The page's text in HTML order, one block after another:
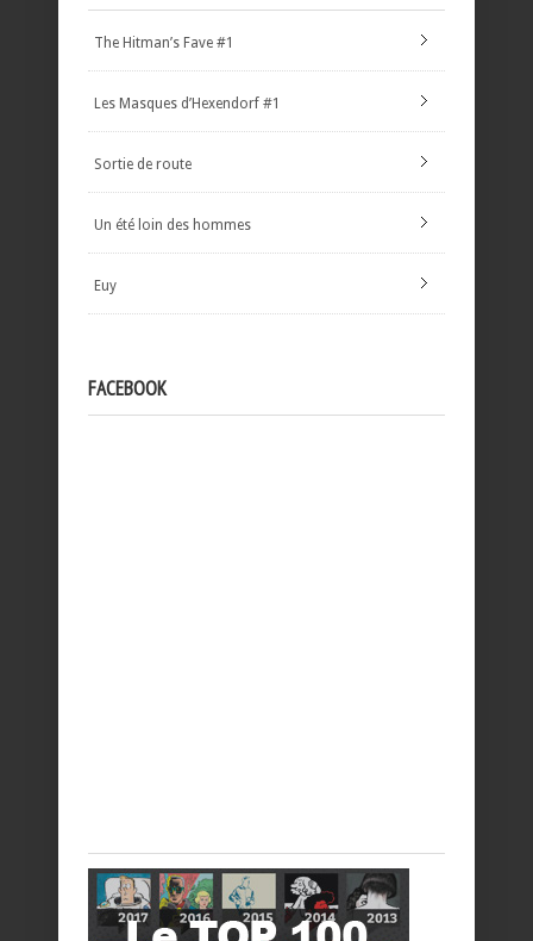
The Hitman’s Fave #1
Les Masques d’Hexendorf #1
Sortie de route
Un été loin des hommes
Euy
FACEBOOK